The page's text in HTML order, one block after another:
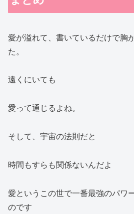
愛が溢れて、書いているだけで胸
た。
遠くにいても
愛って通じるよね。
そして、宇宙の法則だと
時間もすらも関係ないんだよ
愛というこの世で一番最強のパワ
のです